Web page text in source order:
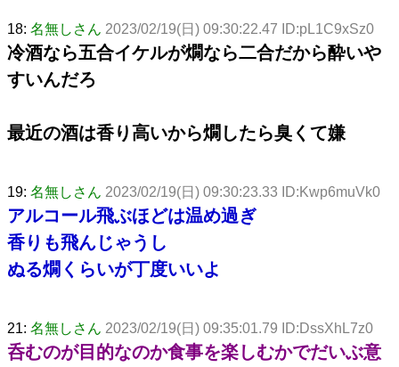
18: 名無しさん 2023/02/19(日) 09:30:22.47 ID:pL1C9xSz0
冷酒なら五合イケルが燗なら二合だから酔いや
すいんだろ
最近の酒は香り高いから燗したら臭くて嫌
19: 名無しさん 2023/02/19(日) 09:30:23.33 ID:Kwp6muVk0
アルコール飛ぶほどは温め過ぎ
香りも飛んじゃうし
ぬる燗くらいが丁度いいよ
21: 名無しさん 2023/02/19(日) 09:35:01.79 ID:DssXhL7z0
呑むのが目的なのか食事を楽しむかでだいぶ意